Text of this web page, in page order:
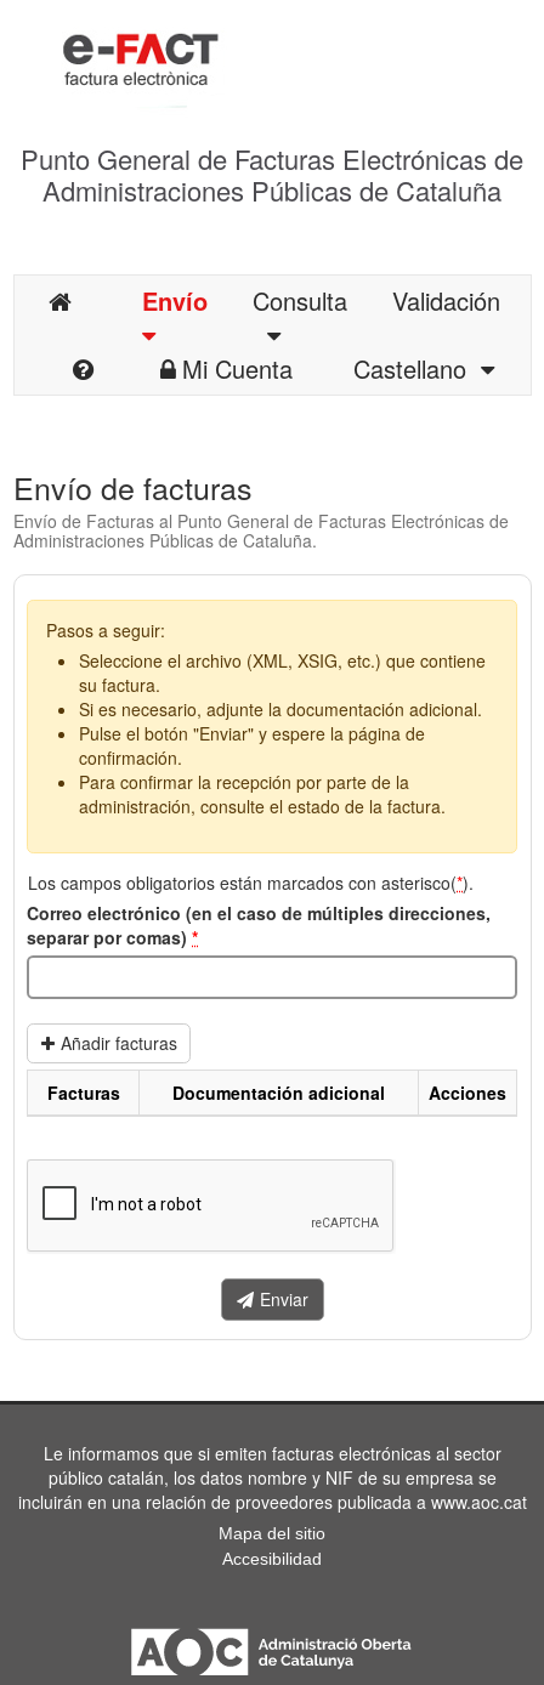
Punto General de Facturas Electrónicas de
Administraciones Públicas de Cataluña
Envío Consulta
Validación
Mi Cuenta
Castellano
Envío de facturas
Envío de Facturas al Punto General de Facturas Electrónicas de
Administraciones Públicas de Cataluña.
Pasos a seguir:
Seleccione el archivo (XML, XSIG, etc.) que contiene
su factura.
Si es necesario, adjunte la documentación adicional.
Pulse el botón "Enviar" y espere la página de
confirmación.
Para confirmar la recepción por parte de la
administración, consulte el estado de la factura.
Los campos obligatorios están marcados con asterisco(*).
Correo electrónico (en el caso de múltiples direcciones,
separar por comas) *
Añadir facturas
enviar.
Facturas Documentación adicional Acciones
Enviar
Le informamos que si emiten facturas electrónicas al sector
público catalán, los datos nombre y NIF de su empresa se
incluirán en una relación de proveedores publicada a www.aoc.cat
Mapa del sitio
Accesibilidad